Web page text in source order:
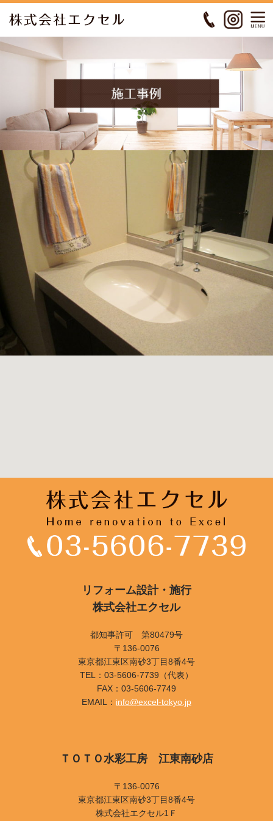
リフォーム設計・施行
株式会社エクセル
都知事許可 第80479号
〒136-0076
東京都江東区南砂3丁目8番4号
TEL：03-5606-7739（代表）
FAX：03-5606-7749
EMAIL： info@excel-tokyo.jp
ＴＯＴＯ水彩工房 江東南砂店
〒136-0076
東京都江東区南砂3丁目8番4号
株式会社エクセル1Ｆ